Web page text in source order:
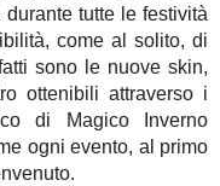
durante tutte le festività
come al solito, di
sono le nuove skin,
ottenibili attraverso i
di Magico Inverno
ogni evento, al primo